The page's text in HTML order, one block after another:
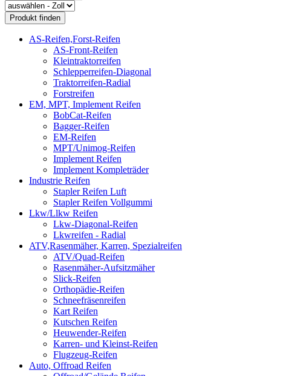
AS-Reifen,Forst-Reifen
AS-Front-Reifen
Kleintraktorreifen
Schlepperreifen-Diagonal
Traktorreifen-Radial
Forstreifen
EM, MPT, Implement Reifen
BobCat-Reifen
Bagger-Reifen
EM-Reifen
MPT/Unimog-Reifen
Implement Reifen
Implement Kompleträder
Industrie Reifen
Stapler Reifen Luft
Stapler Reifen Vollgummi
Lkw/Llkw Reifen
Lkw-Diagonal-Reifen
Lkwreifen - Radial
ATV,Rasenmäher, Karren, Spezialreifen
ATV/Quad-Reifen
Rasenmäher-Aufsitzmäher
Slick-Reifen
Orthopädie-Reifen
Schneefräsenreifen
Kart Reifen
Kutschen Reifen
Heuwender-Reifen
Karren- und Kleinst-Reifen
Flugzeug-Reifen
Auto, Offroad Reifen